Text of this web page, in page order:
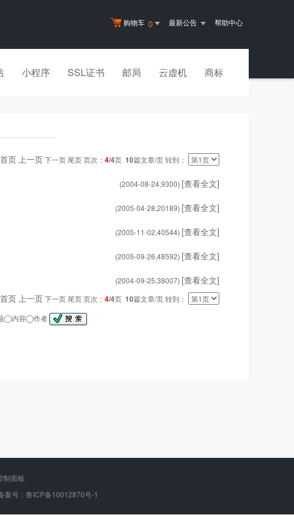
购物车 0 最新公告 帮助中心
小程序 SSL证书 邮局 云虚机 商标
首页上一页下一页 尾页 页次： 4/4页 10篇文章/页 转到：
(2004-08-24,9300) [查看全文]
(2005-04-28,20189) [查看全文]
(2005-11-02,40544) [查看全文]
(2005-09-26,48592) [查看全文]
(2004-09-25,38007) [查看全文]
首页上一页下一页 尾页 页次： 4/4页 10篇文章/页 转到：
内容 作者
制面板
号： 鲁ICP备10012870号-1